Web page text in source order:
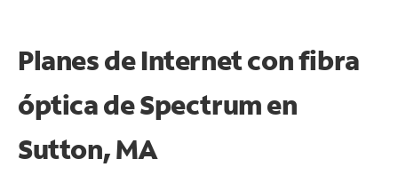
Planes de Internet con fibra
óptica de Spectrum en
Sutton, MA